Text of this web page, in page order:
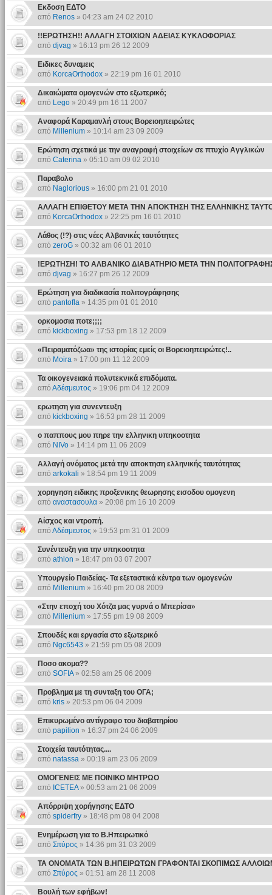
Εκδοση ΕΔΤΟ
από Renos» 04:23 am 24 02 2010
!!ΕΡΩΤΗΣΗ!! ΑΛΛΑΓΗ ΣΤΟΙΧΙΩΝ ΑΔΕΙΑΣ ΚΥΚΛΟΦΟΡΙΑΣ
από djvag » 16:13 pm 26 12 2009
Ειδικες δυναμεις
από KorcaOrthodox» 22:19 pm 16 01 2010
Δικαιώματα ομογενών στο εξωτερικό;
από Lego» 20:49 pm 16 11 2007
Αναφορά Καραμανλή στους Βορειοηπειρώτες
από Millenium» 10:14 am 23 09 2009
Ερώτηση σχετικά με την αναγραφή στοιχείων σε πτυχίο Αγγλικών
από Caterina» 05:10 am 09 02 2010
Παραβολο
από Naglorious» 16:00 pm 21 01 2010
ΑΛΛΑΓΗ ΕΠΙΘΕΤΟΥ ΜΕΤΑ ΤΗΝ ΑΠΟΚΤΗΣΗ ΤΗΣ ΕΛΛΗΝΙΚΗΣ
από KorcaOrthodox» 22:25 pm 16 01 2010
Λάθος (!?) στις νέες Αλβανικές ταυτότητες
από zeroG» 00:32 am 06 01 2010
!ΕΡΩΤΗΣΗ! ΤΟ ΑΛΒΑΝΙΚΟ ΔΙΑΒΑΤΗΡΙΟ ΜΕΤΑ ΤΗΝ
από djvag » 16:27 pm 26 12 2009
Ερώτηση για διαδικασία πολιτογράφησης
από pantofla» 14:35 pm 01 01 2010
ορκομοσια ποτε;;;;
από kickboxing » 17:53 pm 18 12 2009
«Πειραματόζωα» της ιστορίας εμείς οι Βορειοηπειρώτες!..
από Moira» 17:00 pm 11 12 2009
Τα οικογενειακά πολυτεκνικά επιδόματα.
από Αδέσμευτος » 19:06 pm 04 12 2009
ερωτηση για συνεντευξη
από kickboxing » 16:53 pm 28 11 2009
ο παππους μου πηρε την ελληνικη υπηκοοτητα
από NIVo» 14:14 pm 11 06 2009
Αλλαγή ονόματος μετά την αποκτηση ελληνικής ταυτότητας
από arkokali » 18:54 pm 19 11 2009
χορηγηση ειδικης προξενικης θεωρησης εισοδου ομογενη
από αναστασουλα» 20:08 pm 16 10 2009
Αίσχος και ντροπή.
από Αδέσμευτος » 19:53 pm 31 01 2009
Συνέντευξη για την υπηκοοτητα
από athlon » 18:47 pm 03 07 2007
Υπουργείο Παιδείας- Τα εξεταστικά κέντρα των ομογενών
από Millenium» 16:40 pm 20 08 2009
«Στην εποχή του Χότζα μας γυρνά ο Μπερίσα»
από Millenium» 17:55 pm 19 08 2009
Σπουδές και εργασία στο εξωτερικό
από Ngc6543 » 21:59 pm 05 08 2009
Ποσο ακομα??
από SOFIA» 02:58 am 25 06 2009
Προβλημα με τη συνταξη του ΟΓΑ;
από kris» 20:53 pm 06 04 2009
Επικυρωμένο αντίγραφο του διαβατηρίου
από papilion » 16:37 pm 24 06 2009
Στοιχεία ταυτότητας....
από natassa» 00:19 am 23 06 2009
ΟΜΟΓΕΝΕΙΣ ΜΕ ΠΟΙΝΙΚΟ ΜΗΤΡΩΟ
από ICETEA» 00:53 am 21 06 2009
Απόρριψη χορήγησης ΕΔΤΟ
από spiderfry» 18:48 pm 08 04 2008
Ενημέρωση για το Β.Ηπειρωτικό
από Σπύρος » 14:36 pm 31 03 2009
ΤΑ ΟΝΟΜΑΤΑ ΤΩΝ Β.ΗΠΕΙΡΩΤΩΝ ΓΡΑΦΟΝΤΑΙ ΣΚΟΠΙΜΩΣ
από Σπύρος » 01:51 am 28 11 2008
Βουλή των εφήβων!